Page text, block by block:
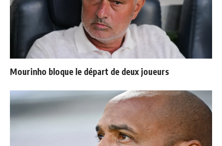
Mourinho bloque le départ de deux joueurs